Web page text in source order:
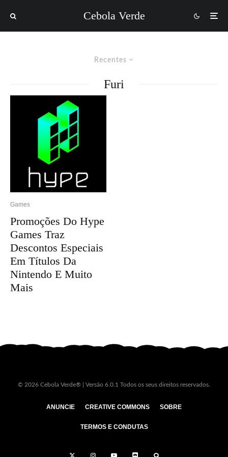
Cebola Verde
Recentes
Furi
Games
Promoções Do Hype
Games Traz
Descontos Especiais
Em Títulos Da
Nintendo E Muito
Mais
© 2026 Cebola Verde® | Versão 6.0.1 Todos os seus direitos reservados.
ANUNCIE CREATIVE COMMONS SOBRE
TERMOS E CONDUTAS